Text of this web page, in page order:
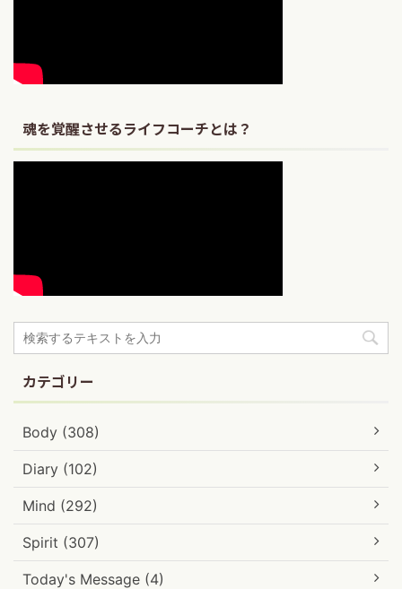
魂を覚醒させるライフコーチとは？
カテゴリー
Body (308)
Diary (102)
Mind (292)
Spirit (307)
Today's Message (4)